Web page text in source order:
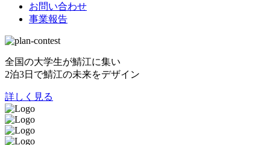
お問い合わせ
事業報告
全国の大学生が鯖江に集い
2泊3日で鯖江の未来をデザイン
詳しく見る